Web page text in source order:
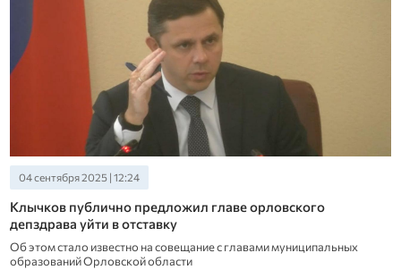
04 сентября 2025 | 12:24
Клычков публично предложил главе орловского
депздрава уйти в отставку
Об этом стало известно на совещание с главами муниципальных
образований Орловской области